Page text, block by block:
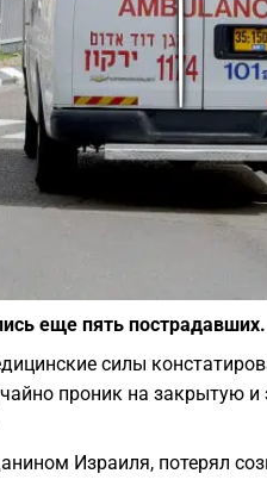
Play
еще пять пострадавших.
силы
проник на закрытую
Израиля, потерял